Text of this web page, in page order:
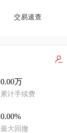
交易速查
0.00万
累计手续费
0.00%
最大回撤